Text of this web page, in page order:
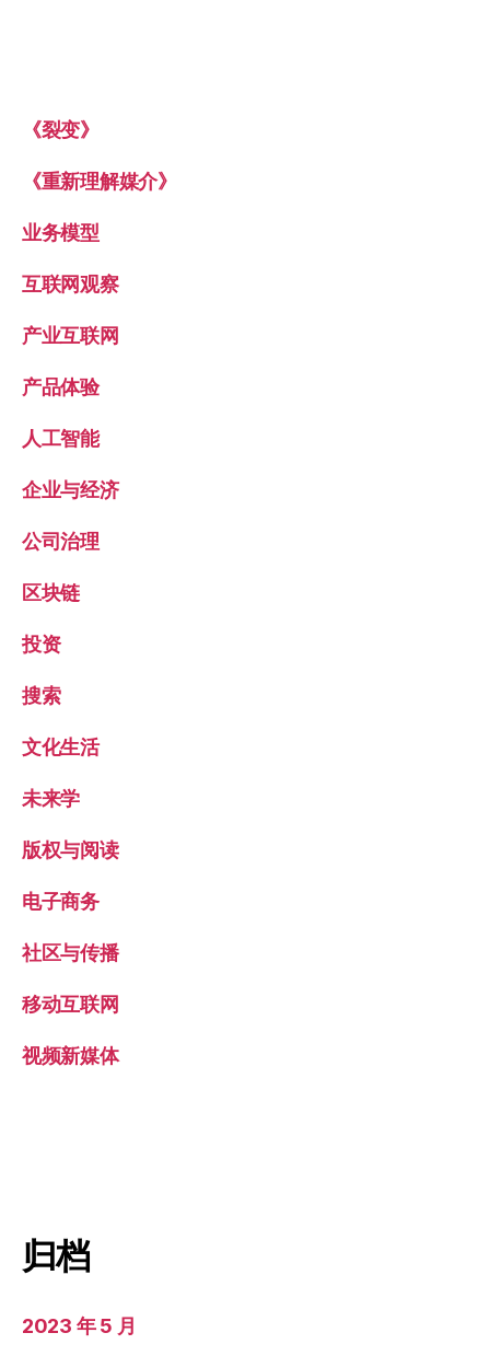
《裂变》
《重新理解媒介》
业务模型
互联网观察
产业互联网
产品体验
人工智能
企业与经济
公司治理
区块链
投资
搜索
文化生活
未来学
版权与阅读
电子商务
社区与传播
移动互联网
视频新媒体
归档
2023 年 5 月